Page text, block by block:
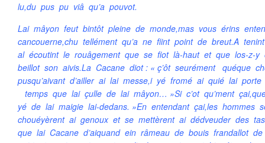
lu,du pus pu viâ qu’a pouvot.
Lai mâyon feut bintôt pleine de monde,mas vous érins
cancouerne,chu tellément qu’a ne fiint point de breut.A
al écoutint le rouâgement que se fiot là-haut et que los-z-y
beillot son aivis.La Cacane diot : « ç’ôt seurément quéque
pusqu’aivant d’ailler ai lai messe,i yé fromé ai quié lai
temps que lai çulle de lai mâyon… »Si c’ot qu’ment
yé de lai maigie lai-dedans. »En entendant çai,les hommes
chouéyèrent ai genoux et se mettèrent ai dédveuder des
que lai Cacane d’aiquand ein râmeau de bouis frandallot